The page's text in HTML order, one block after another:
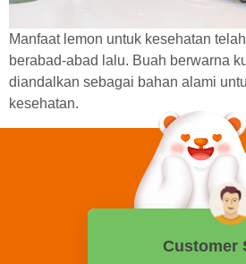
Manfaat lemon untuk kesehatan
berabad-abad lalu. Buah berwarna
diandalkan sebagai bahan alami
kesehatan.
0858